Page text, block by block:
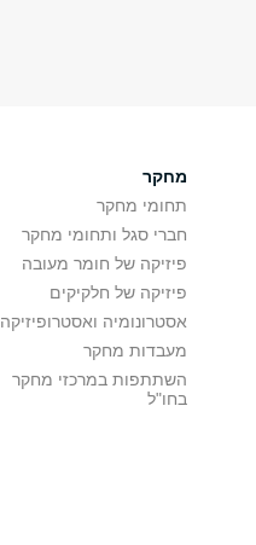
מחקר
תחומי מחקר
חברי סגל ותחומי מחקר
פיזיקה של חומר מעובה
פיזיקה של חלקיקים
אסטרונומיה ואסטרופיזיקה
מעבדות מחקר
השתתפות במרכזי מחקר
בחו"ל